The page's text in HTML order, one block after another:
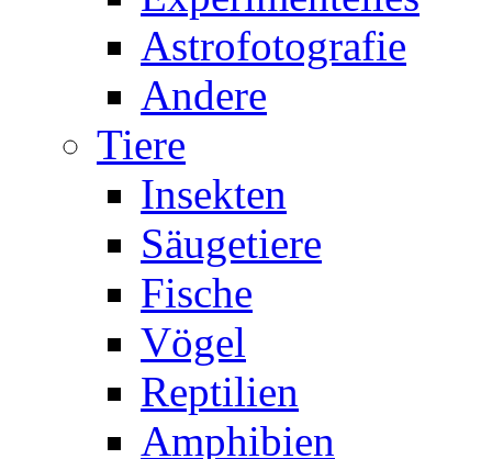
Astrofotografie
Andere
Tiere
Insekten
Säugetiere
Fische
Vögel
Reptilien
Amphibien